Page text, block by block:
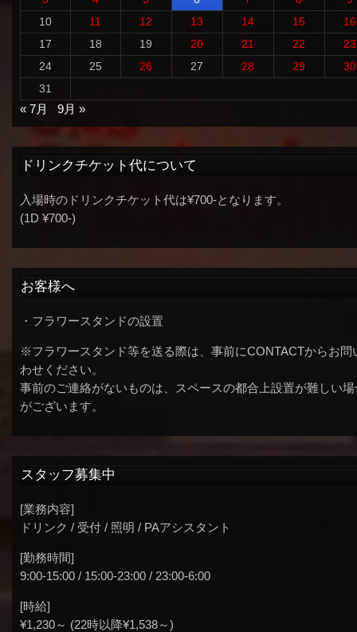
10
11 12 13 14 15
16
17
18 19 20 21 22
23
24
25 26 27 28 29
30
31
« 7月
9月 »
ドリンクチケット代について
入場時のドリンクチケット代は¥700-となります。
(1D ¥700-)
お客様へ
・フラワースタンドの設置
※フラワースタンド等を送る際は、事前にCONTACTからお問
わせください。
事前のご連絡がないものは、スペースの都合上設置が難しい場
がございます。
スタッフ募集中
[業務内容]
ドリンク / 受付 / 照明 / PAアシスタント
[勤務時間]
9:00-15:00 / 15:00-23:00 / 23:00-6:00
[時給]
¥1,230～ (22時以降¥1,538～)